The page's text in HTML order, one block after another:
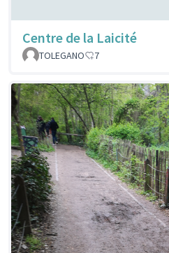
Centre de la Laicité
TOLEGANO
7